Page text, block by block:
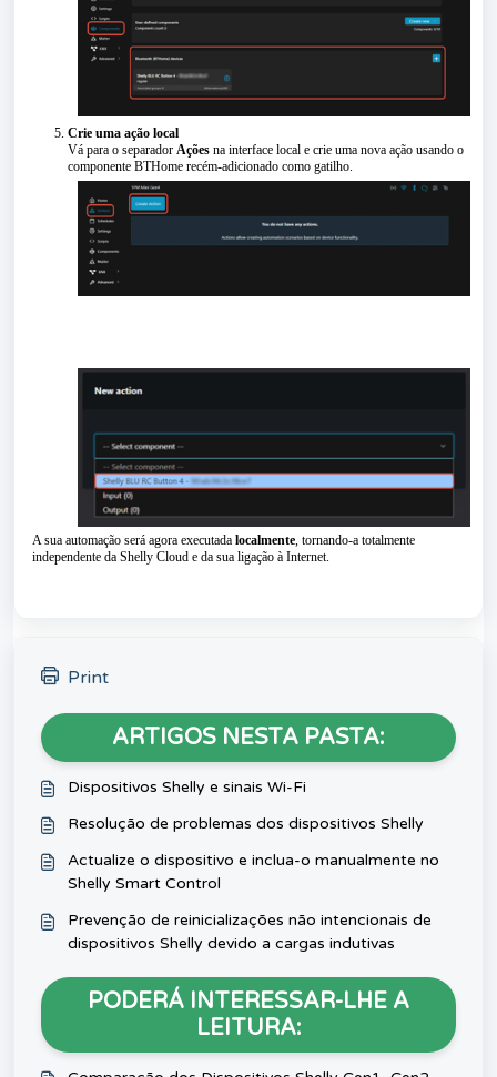
Crie uma ação local
Vá para o separador Ações na interface local e crie uma nova ação usando o
componente BTHome recém-adicionado como gatilho.
A sua automação será agora executada localmente, tornando-a totalmente
independente da Shelly Cloud e da sua ligação à Internet.
Print
ARTIGOS NESTA PASTA:
Dispositivos Shelly e sinais Wi-Fi
Resolução de problemas dos dispositivos Shelly
Actualize o dispositivo e inclua-o manualmente no
Shelly Smart Control
Prevenção de reinicializações não intencionais de
dispositivos Shelly devido a cargas indutivas
PODERÁ INTERESSAR-LHE A
LEITURA: